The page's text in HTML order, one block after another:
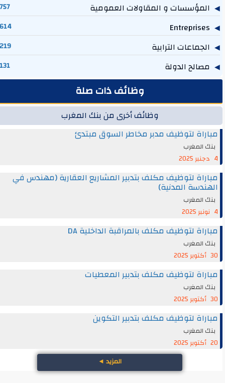
المؤسسات و المقاولات العمومية 757
Entreprises
614
الجماعات الترابية 219
مصالح الدولة 131
وظائف ذات صلة
وظائف أخرى من بنك المغرب
مباراة لتوظيف مدبر مخاطر السوق مبتدئ
بنك المغرب
مباراة لتوظيف مكلف بتدبير المشاريع العقارية (مهندس في
الهندسة المدنية)
بنك المغرب
مباراة لتوظيف مكلف بالمراقبة الداخلية DA
بنك المغرب
30 أكتوبر 2025
مباراة لتوظيف مكلف بتدبير المعطيات
بنك المغرب
30 أكتوبر 2025
مباراة لتوظيف مكلف بتدبير التكوين
بنك المغرب
20 أكتوبر 2025
المزيد◄